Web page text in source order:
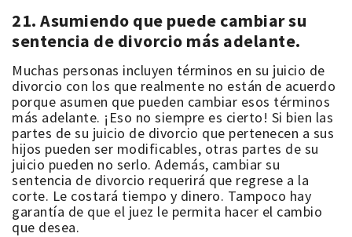
21. Asumiendo que puede cambiar su
sentencia de divorcio más adelante.
Muchas personas incluyen términos en su juicio de
divorcio con los que realmente no están de acuerdo
porque asumen que pueden cambiar esos términos
más adelante. ¡Eso no siempre es cierto! Si bien las
partes de su juicio de divorcio que pertenecen a sus
hijos pueden ser modificables, otras partes de su
juicio pueden no serlo. Además, cambiar su
sentencia de divorcio requerirá que regrese a la
corte. Le costará tiempo y dinero. Tampoco hay
garantía de que el juez le permita hacer el cambio
que desea.